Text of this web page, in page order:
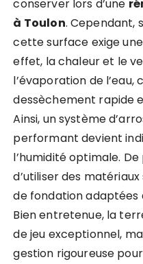
conserver lors d’une
à Toulon. Cependant,
cette surface exige
effet, la chaleur et le
l’évaporation de
dessèchement rapide
Ainsi, un système
performant devient
l’humidité optimale.
d’utiliser des
de fondation adaptées
Bien entretenue, la
de jeu exceptionnel,
gestion rigoureuse